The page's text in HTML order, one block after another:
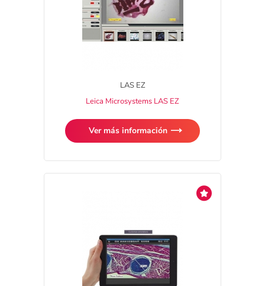
LAS EZ
Leica Microsystems LAS EZ
Ver más información